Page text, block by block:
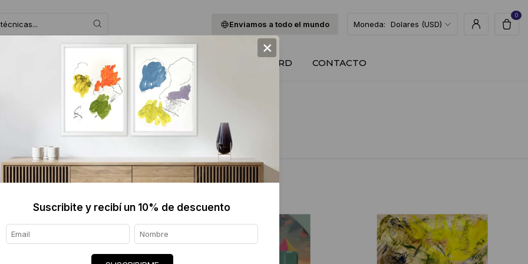
Enviamos a todo el mundo Moneda: Dolares (USD)
0
BLOG QUIENES SOMOS GIFT CARD CONTACTO
×
Suscribite y recibí un 10% de descuento